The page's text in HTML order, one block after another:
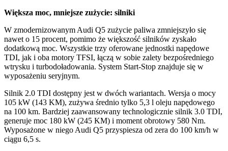
Większa moc, mniejsze zużycie: silniki
W zmodernizowanym Audi Q5 zużycie paliwa zmniejszyło się
nawet o 15 procent, pomimo że większość silników zyskało
dodatkową moc. Wszystkie trzy oferowane jednostki napędowe
TDI, jak i oba motory TFSI, łączą w sobie zalety bezpośredniego
wtrysku i turbodoładowania. System Start-Stop znajduje się w
wyposażeniu seryjnym.
Silnik 2.0 TDI dostępny jest w dwóch wariantach. Wersja o mocy
105 kW (143 KM), zużywa średnio tylko 5,3 l oleju napędowego
na 100 km. Bardziej zaawansowany technologicznie silnik 3.0 TDI,
generuje moc 180 kW (245 KM) i moment obrotowy 580 Nm.
Wyposażone w niego Audi Q5 przyspiesza od zera do 100 km/h w
ciągu 6,5 s.